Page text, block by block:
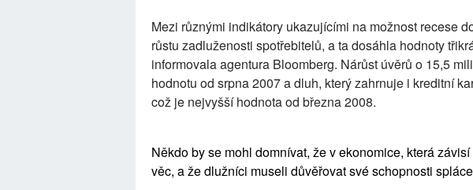
Mezi různými indikátory ukazujícími na možnost recese
růstu zadluženosti spotřebitelů, a ta dosáhla hodnoty
informovala agentura Bloomberg. Nárůst úvěrů o 15,5
hodnotu od srpna 2007 a dluh, který zahrnuje i kreditní
což je nejvyšší hodnota od března 2008.
Někdo by se mohl domnívat, že v ekonomice, která
věc, a že dlužníci museli důvěřovat své schopnosti